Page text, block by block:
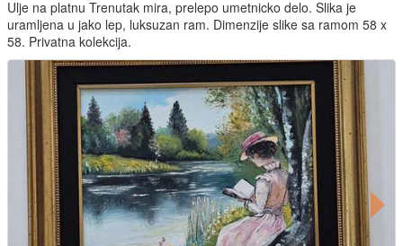
Ulje na platnu Trenutak mira, prelepo umetnicko delo. Slika je
uramljena u jako lep, luksuzan ram. Dimenzije slike sa ramom 58 x
58. Privatna kolekcija.